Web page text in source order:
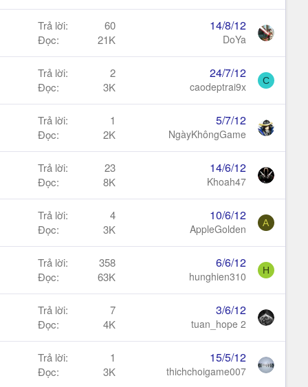
Trả lời
60
Đọc
21K
14/8/12
DoYa
Trả lời
2
Đọc
3K
24/7/12
caodeptrai9x C
Trả lời
1
Đọc
2K
5/7/12
NgàyKhôngGame
Trả lời
23
Đọc
8K
14/6/12
Khoah47
Trả lời
4
Đọc
3K
10/6/12
AppleGolden A
Trả lời
358
Đọc
63K
6/6/12
hunghien310 H
Trả lời
7
Đọc
4K
3/6/12
tuan_hope 2
Trả lời
1
Đọc
3K
15/5/12
thichchoigame007